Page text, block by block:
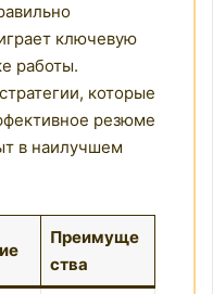
ключевую
работы.
которые
резюме
в наилучшем
Преимуще
ства